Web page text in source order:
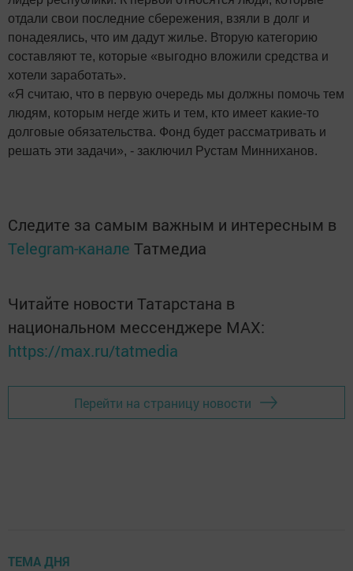
отдали свои последние сбережения, взяли в долг и
понадеялись, что им дадут жилье. Вторую категорию
составляют те, которые «выгодно вложили средства и
хотели заработать».
«Я считаю, что в первую очередь мы должны помочь тем
людям, которым негде жить и тем, кто имеет какие-то
долговые обязательства. Фонд будет рассматривать и
решать эти задачи», - заключил Рустам Минниханов.
Следите за самым важным и интересным в
Telegram-канале Татмедиа
Читайте новости Татарстана в
национальном мессенджере MАХ:
https://max.ru/tatmedia
Перейти на страницу новости
ТЕМА ДНЯ